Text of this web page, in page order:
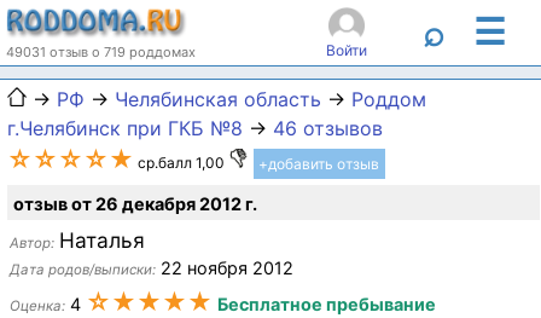
49031 отзыв о 719 роддомах Войти ⌕ ☰
→ РФ → Челябинская область → Роддом
г.Челябинск при ГКБ №8 → 46 отзывов
☆☆☆☆★ ср.балл 1,00 +добавить отзыв
отзыв от 26 декабря 2012 г.
Автор: Наталья
Дата родов/выписки: 22 ноября 2012
Оценка: 4 ☆★★★★ Бесплатное пребывание